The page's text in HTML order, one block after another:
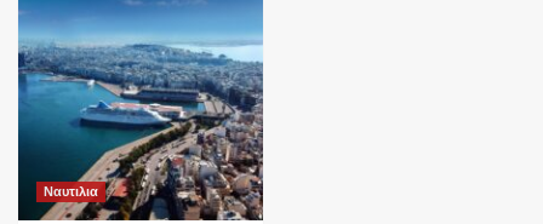
Ναυτιλια